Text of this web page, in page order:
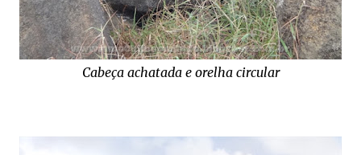
Cabeça achatada e orelha circular